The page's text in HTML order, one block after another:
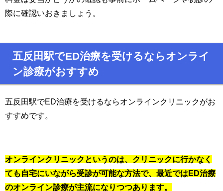
際に確認いおきましょう。
五反田駅でED治療を受けるならオンライ
ン診療がおすすめ
五反田駅でED治療を受けるならオンラインクリニックがお
すすめです。
オンラインクリニックというのは、クリニックに行かなく
ても自宅にいながら受診が可能な方法で、最近ではED治療
のオンライン診療が主流になりつつあります。